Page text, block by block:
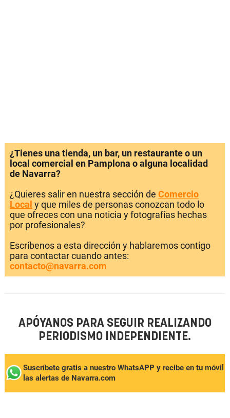
¿Tienes una tienda, un bar, un restaurante o un
local comercial en Pamplona o alguna localidad
de Navarra?
¿Quieres salir en nuestra sección de Comercio
Local y que miles de personas conozcan todo lo
que ofreces con una noticia y fotografías hechas
por profesionales?
Escríbenos a esta dirección y hablaremos contigo
para contactar cuando antes:
contacto@navarra.com
APÓYANOS PARA SEGUIR REALIZANDO
PERIODISMO INDEPENDIENTE.
Suscríbete gratis a nuestro WhatsAPP y recibe en tu móvil
las alertas de Navarra.com